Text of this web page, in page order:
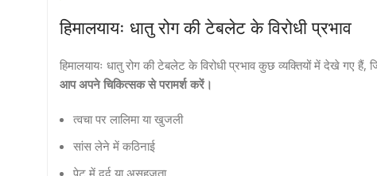
हिमालयायः धातु रोग की टेबलेट के विरोधी प्रभाव
हिमालयायः धातु रोग की टेबलेट के विरोधी प्रभाव कुछ व्यक्तियों में देखे गए हैं,
आप अपने चिकित्सक से परामर्श करें।
त्वचा पर लालिमा या खुजली
सांस लेने में कठिनाई